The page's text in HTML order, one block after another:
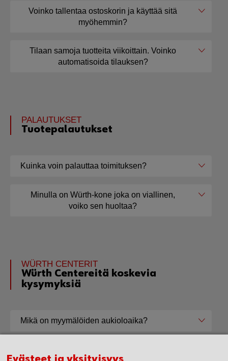
Voinko tallentaa ostoskorin ja käyttää sitä
myöhemmin?
Tilaan samoja tuotteita viikoittain. Voinko
automatisoida tilauksen?
PALAUTUKSET
Tuotepalautukset
Kuinka voin palauttaa toimituksen?
Minulla on Würth-kone joka on viallinen,
voiko sen huoltaa?
WÜRTH CENTERIT
Würth Centereitä koskevia
kysymyksiä
Mikä on myymälöiden aukioloaika?